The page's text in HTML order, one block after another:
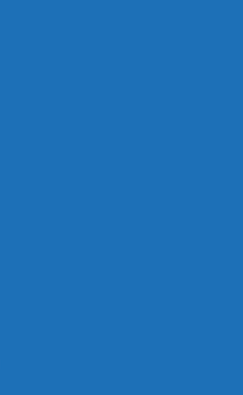
tanır. Özellikle
çocukların
ürünlerdir.
Seçenekleri:
kadar geniş
piyasadaki en son
setlerine kadar
bulabilirsiniz.